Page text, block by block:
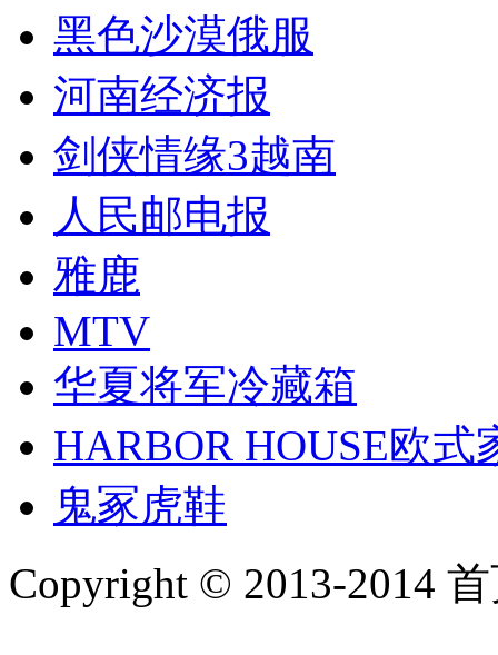
黑色沙漠俄服
河南经济报
剑侠情缘3越南
人民邮电报
雅鹿
MTV
华夏将军冷藏箱
HARBOR HOUSE欧式
鬼冢虎鞋
Copyright © 2013-2014